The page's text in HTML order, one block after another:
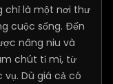
chỉ là một nơi thư
cuộc sống. Đến
nâng niu và
chút tỉ mỉ, từ
vụ. Dù giá cả có